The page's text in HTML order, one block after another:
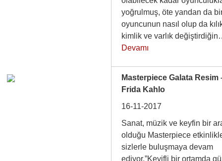
yoğrulmuş, öte yandan da
oyuncunun nasıl olup da
kimlik ve varlık
Devamı
Masterpiece Galata Resim
Frida Kahlo
16-11-2017
Sanat, müzik ve keyfin bir
olduğu Masterpiece
sizlerle buluşmaya devam
ediyor.”Keyifli bir ortamda